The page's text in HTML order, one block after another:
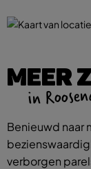
MEER
in
Benieuwd naar
verborgen